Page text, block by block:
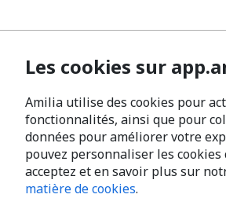
Les cookies sur
Amilia utilise des cookies pour
fonctionnalités, ainsi que pour
données pour améliorer votre
pouvez personnaliser les cookies
acceptez et en savoir plus sur
matière de cookies.